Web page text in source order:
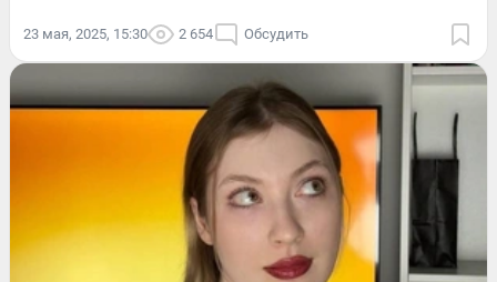
23 мая, 2025, 15:30 2 654 Обсудить